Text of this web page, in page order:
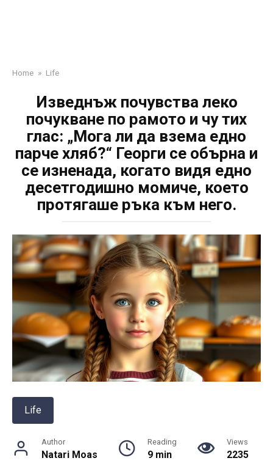
Home » Life
Изведнъж почувства леко
почукване по рамото и чу тих
глас: „Мога ли да взема едно
парче хляб?“ Георги се обърна и
се изненада, когато видя едно
десетгодишно момиче, което
протягаше ръка към него.
Life
Author
Natari Moas
Reading
9 min
Views
2235